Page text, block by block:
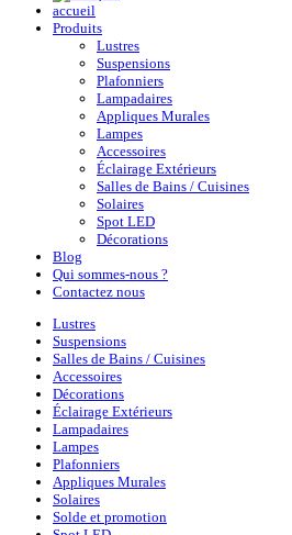
accueil
Produits
Lustres
Suspensions
Plafonniers
Lampadaires
Appliques Murales
Lampes
Accessoires
Éclairage Extérieurs
Salles de Bains / Cuisines
Solaires
Spot LED
Décorations
Blog
Qui sommes-nous ?
Contactez nous
Lustres
Suspensions
Salles de Bains / Cuisines
Accessoires
Décorations
Éclairage Extérieurs
Lampadaires
Lampes
Plafonniers
Appliques Murales
Solaires
Solde et promotion